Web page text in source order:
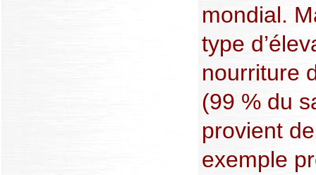
mondial.
type
nourriture
(99 % du
provient
exemple